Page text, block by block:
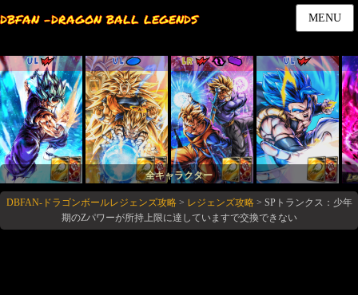
DBFAN -DRAGON BALL LEGENDS MENU
UL UL LR UL
全キャラクター
DBFAN-ドラゴンボールレジェンズ攻略> レジェンズ攻略> SPトランクス：少年
期のZパワーが所持上限に達していますで交換できない